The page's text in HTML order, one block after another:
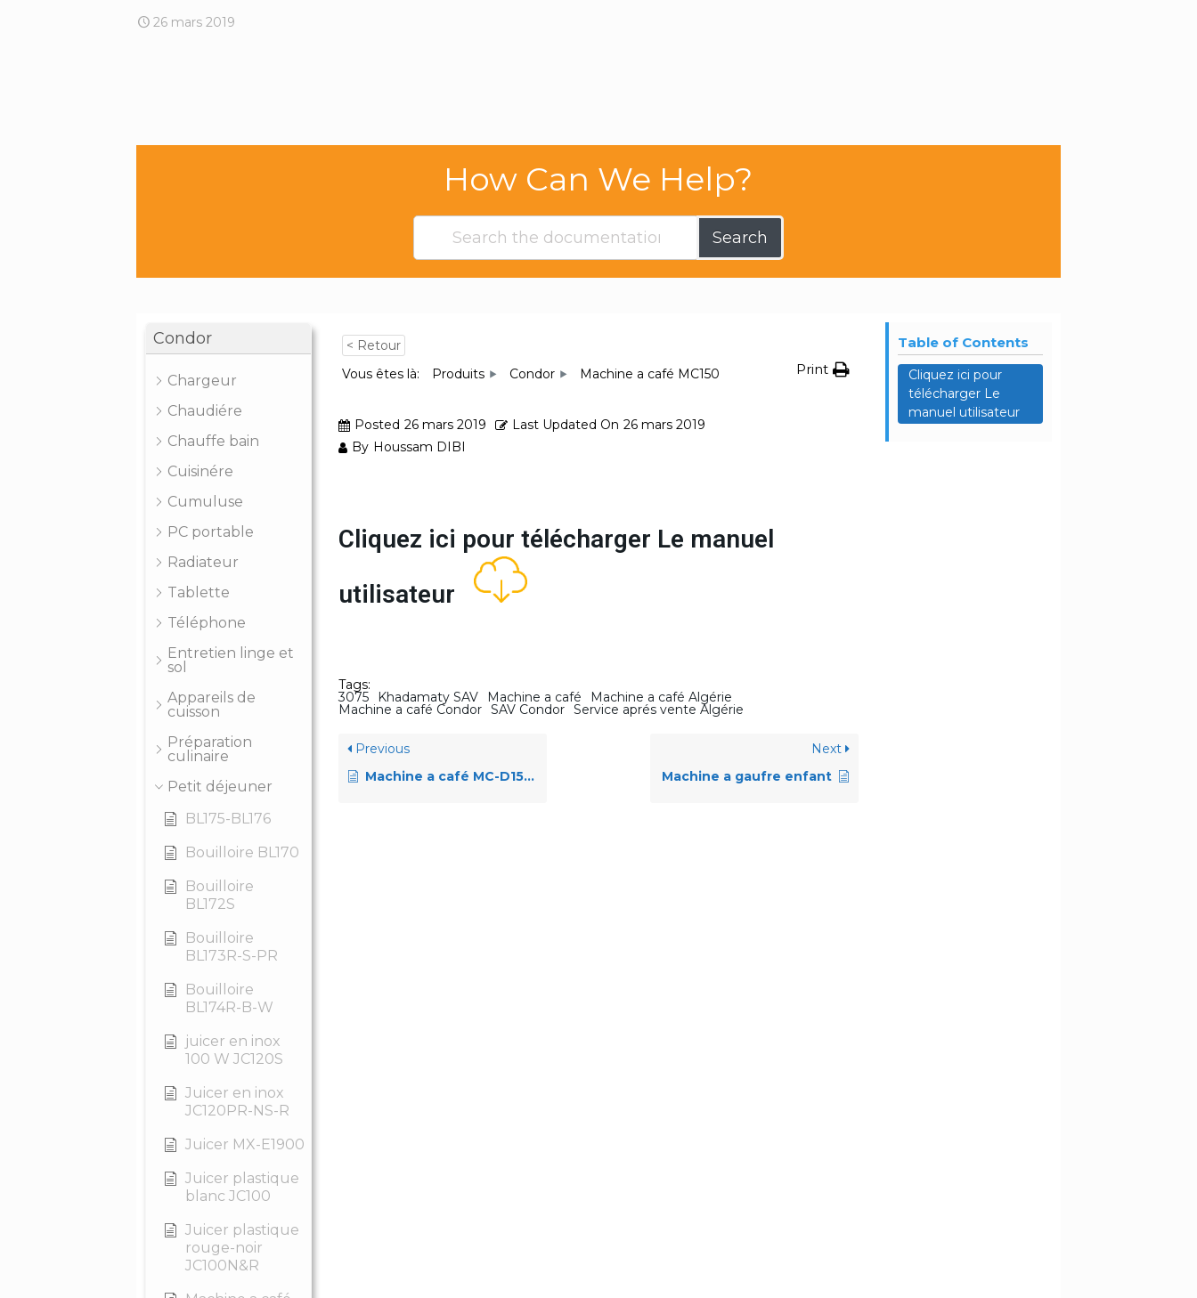
26 mars 2019
How Can We Help?
Search
Condor
Chargeur
Chaudiére
Chauffe bain
Cuisinére
Cumuluse
PC portable
Radiateur
Tablette
Téléphone
Entretien linge et
sol
Appareils de
cuisson
Préparation
culinaire
Petit déjeuner
BL175-BL176
Bouilloire BL170
Bouilloire
BL172S
Bouilloire
BL173R-S-PR
Bouilloire
BL174R-B-W
juicer en inox
100 W JC120S
Juicer en inox
JC120PR-NS-R
Juicer MX-E1900
Juicer plastique
blanc JC100
Juicer plastique
rouge-noir
JC100N&R
< Retour
Vous êtes là:
Produits Condor Machine a café MC150 Print
Posted 26 mars 2019 Last Updated On 26 mars 2019
By Houssam DIBI
Cliquez ici pour télécharger Le manuel
utilisateur
Tags:
3075 Khadamaty SAV Machine a café Machine a café Algérie
Machine a café Condor SAV Condor Service aprés vente Algérie
Previous
Machine a café MC-D1590
Next
Machine a gaufre enfant
Table of Contents
Cliquez ici pour
télécharger Le
manuel utilisateur